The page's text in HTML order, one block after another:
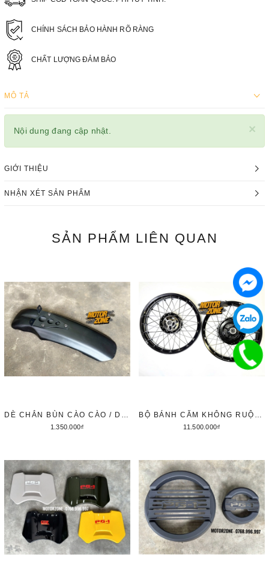
CHÍNH SÁCH BẢO HÀNH RÕ RÀNG
CHẤT LƯỢNG ĐẢM BẢO
MÔ TẢ
×
Nội dung đang cập nhật.
GIỚI THIỆU
NHẬN XÉT SẢN PHẨM
SẢN PHẨM LIÊN QUAN
DÈ CHẮN BÙN CÀO CÀO / DÈ KIỂU SCRAMBLER CHO YAMAHA PG1
1.350.000₫
BỘ BÁNH CĂM KHÔNG RUỘT X1R CHO YAMAHA PG1 17INCH
11.500.000₫